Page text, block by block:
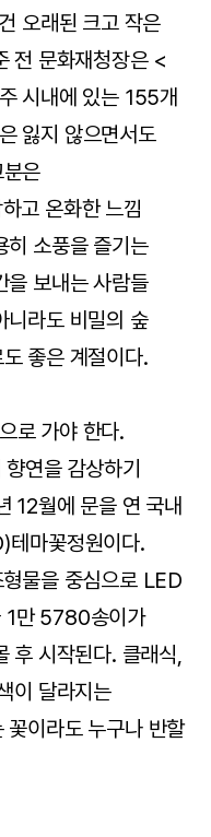
오래된 크고 작은
전 문화재청장은 <
시내에 있는 155개
잃지 않으면서도
은
고 온화한 느낌
히 소풍을 즐기는
을 보내는 사람들
니라도 비밀의 숲
좋은 계절이다.
로 가야 한다.
연을 감상하기
12월에 문을 연 국내
테마꽃정원이다.
물을 중심으로 LED
1만 5780송이가
후 시작된다. 클래식,
이 달라지는
꽃이라도 누구나 반할